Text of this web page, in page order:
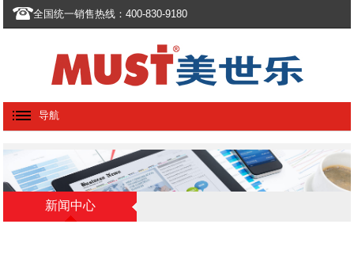
全国统一销售热线：400-830-9180
导航
新闻中心